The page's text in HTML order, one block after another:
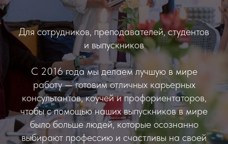
Для сотрудников, преподавателей, студентов
и выпускников
С 2016 года мы делаем лучшую в мире
работу — готовим отличных карьерных
консультантов, коучей и профориентаторов,
чтобы с помощью наших выпускников в мире
было больше людей, которые осознанно
выбирают профессию и счастливы на своей